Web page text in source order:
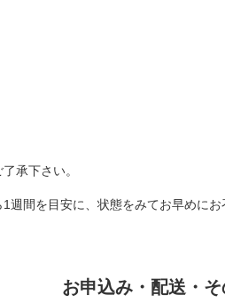
承下さい。
間を目安に、状態をみてお早めにお
お申込み・配送・